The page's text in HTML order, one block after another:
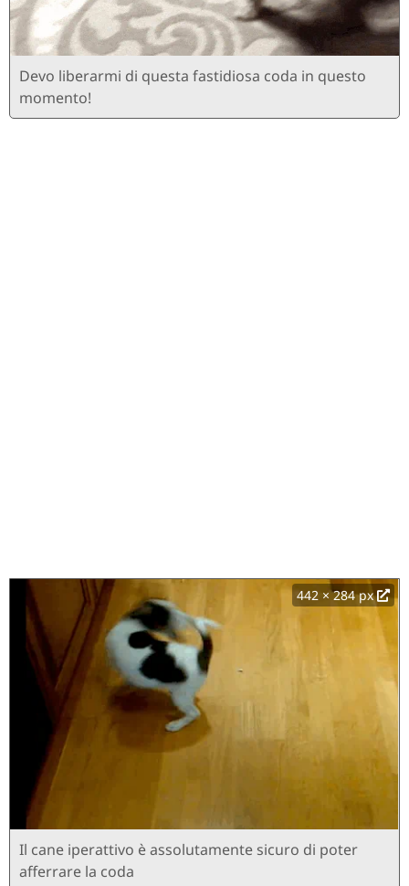
Devo liberarmi di questa fastidiosa coda in questo
momento!
442 × 284 px
Il cane iperattivo è assolutamente sicuro di poter
afferrare la coda